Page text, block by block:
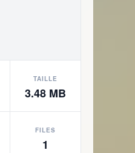
TAILLE
3.48 MB
FILES
1